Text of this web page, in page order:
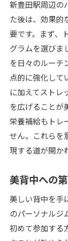
新豊田駅周辺の
た後は、効果的
要です。まず、
グラムを選びま
を日々のルーチ
点的に強化して
に加えてストレ
を広げることが
栄養補給もトレ
せん。これらを
現する道が開か
美背中への
美しい背中を手
のパーソナルジ
初めて参加する